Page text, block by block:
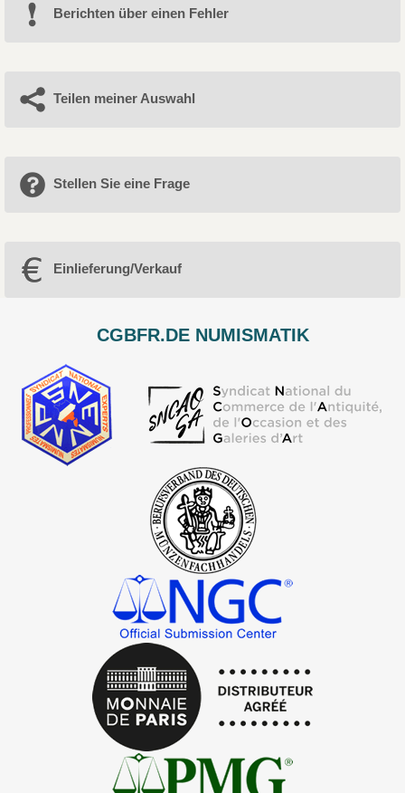
Berichten über einen Fehler
Teilen meiner Auswahl
Stellen Sie eine Frage
Einlieferung/Verkauf
CGBFR.DE NUMISMATIK